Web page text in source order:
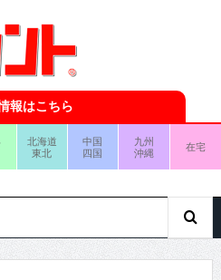
報はこちら
北海道
東北
中国
四国
九州
沖縄
在宅